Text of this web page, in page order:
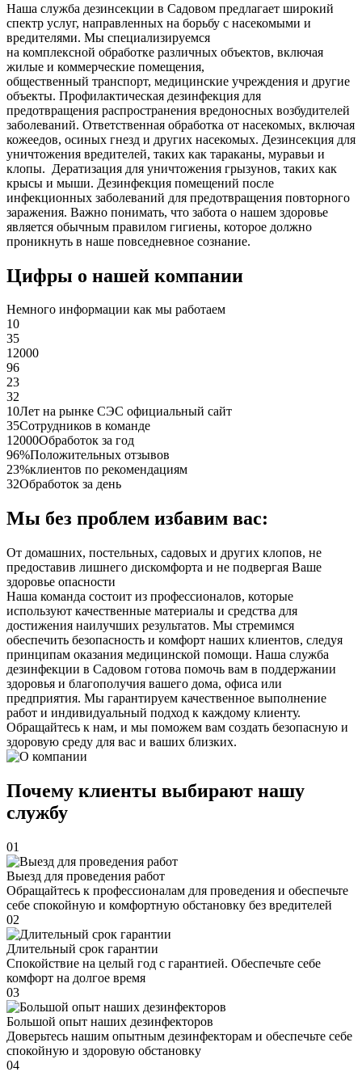
Наша служба дезинсекции в Садовом предлагает широкий
спектр услуг, направленных на борьбу с насекомыми и
вредителями. Мы специализируемся
на комплексной обработке различных объектов, включая
жилые и коммерческие помещения,
общественный транспорт, медицинские учреждения и другие
объекты. Профилактическая дезинфекция для
предотвращения распространения вредоносных возбудителей
заболеваний. Ответственная обработка от насекомых, включая
кожеедов, осиных гнезд и других насекомых. Дезинсекция для
уничтожения вредителей, таких как тараканы, муравьи и
клопы. Дератизация для уничтожения грызунов, таких как
крысы и мыши. Дезинфекция помещений после
инфекционных заболеваний для предотвращения повторного
заражения. Важно понимать, что забота о нашем здоровье
является обычным правилом гигиены, которое должно
проникнуть в наше повседневное сознание.
Цифры о нашей компании
Немного информации как мы работаем
10
35
12000
96
23
32
10Лет на рынке СЭС официальный сайт
35Сотрудников в команде
12000Обработок за год
96%Положительных отзывов
23%клиентов по рекомендациям
32Обработок за день
Мы без проблем избавим вас:
От домашних, постельных, садовых и других клопов, не
предоставив лишнего дискомфорта и не подвергая Ваше
здоровье опасности
Наша команда состоит из профессионалов, которые
используют качественные материалы и средства для
достижения наилучших результатов. Мы стремимся
обеспечить безопасность и комфорт наших клиентов, следуя
принципам оказания медицинской помощи. Наша служба
дезинфекции в Садовом готова помочь вам в поддержании
здоровья и благополучия вашего дома, офиса или
предприятия. Мы гарантируем качественное выполнение
работ и индивидуальный подход к каждому клиенту.
Обращайтесь к нам, и мы поможем вам создать безопасную и
здоровую среду для вас и ваших близких.
Почему клиенты выбирают нашу
службу
01
Выезд для проведения работ
Обращайтесь к профессионалам для проведения и обеспечьте
себе спокойную и комфортную обстановку без вредителей
02
Длительный срок гарантии
Спокойствие на целый год с гарантией. Обеспечьте себе
комфорт на долгое время
03
Большой опыт наших дезинфекторов
Доверьтесь нашим опытным дезинфекторам и обеспечьте себе
спокойную и здоровую обстановку
04